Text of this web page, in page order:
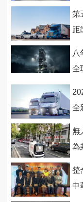
第
距
八
全
全
無
為
整
中